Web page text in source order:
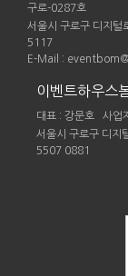
구로-0287호
서울시 구로구 디지
5117
E-Mail :
이벤트하우스
대표 : 강문호 사업
서울시 구로구 디지
5507 0881